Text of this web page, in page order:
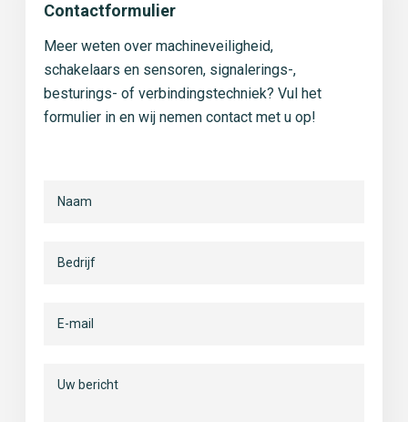
Contactformulier
Meer weten over machineveiligheid,
schakelaars en sensoren, signalerings-,
besturings- of verbindingstechniek? Vul het
formulier in en wij nemen contact met u op!